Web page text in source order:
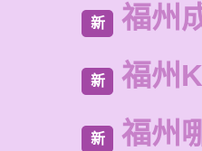
新 福州
新 福州
新 福州